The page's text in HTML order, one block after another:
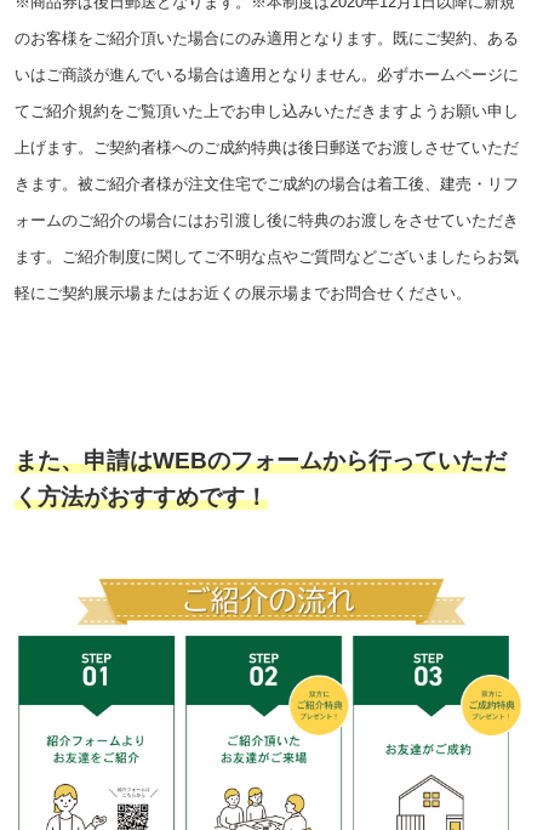
のお客様をご紹介頂いた場合にのみ適用となります。既にご契約、ある
いはご商談が進んでいる場合は適用となりません。必ずホームページに
てご紹介規約をご覧頂いた上でお申し込みいただきますようお願い申し
上げます。ご契約者様へのご成約特典は後日郵送でお渡しさせていただ
きます。被ご紹介者様が注文住宅でご成約の場合は着工後、建売・リフ
ォームのご紹介の場合にはお引渡し後に特典のお渡しをさせていただき
ます。ご紹介制度に関してご不明な点やご質問などございましたらお気
軽にご契約展示場またはお近くの展示場までお問合せください。
また、申請はWEBのフォームから行っていただ
く方法がおすすめです！